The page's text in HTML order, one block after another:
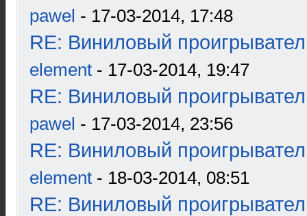
pawel - 17-03-2014, 17:48
RE: Виниловый
element - 17-03-2014, 19:47
RE: Виниловый
pawel - 17-03-2014, 23:56
RE: Виниловый
element - 18-03-2014, 08:51
RE: Виниловый